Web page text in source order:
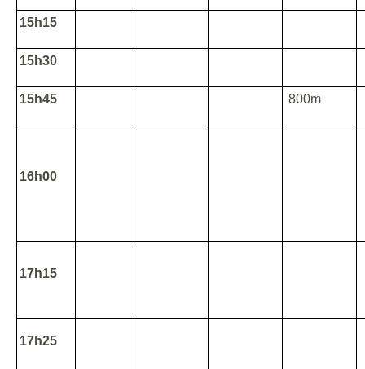
15h15
15h30
15h45 800m
16h00
17h15
17h25